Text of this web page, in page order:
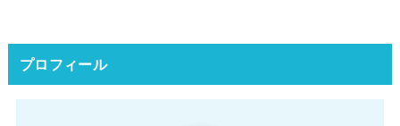
プロフィール